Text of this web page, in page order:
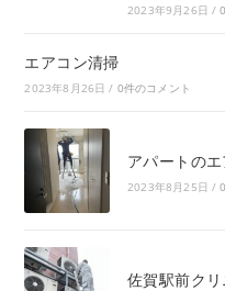
2023年9月26日 /
エアコン清掃
2023年8月26日 / 0件のコメント
アパートのエ
2023年8月25日 /
佐賀駅前ク